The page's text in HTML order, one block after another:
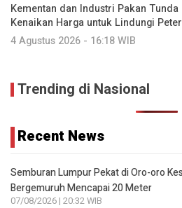
Kementan dan Industri Pakan Tunda
Kenaikan Harga untuk Lindungi
4 Agustus 2026 - 16:18 WIB
Trending di Nasional
Recent News
Semburan Lumpur Pekat di Oro-oro
Bergemuruh Mencapai 20 Meter
07/08/2026 | 20:32 WIB